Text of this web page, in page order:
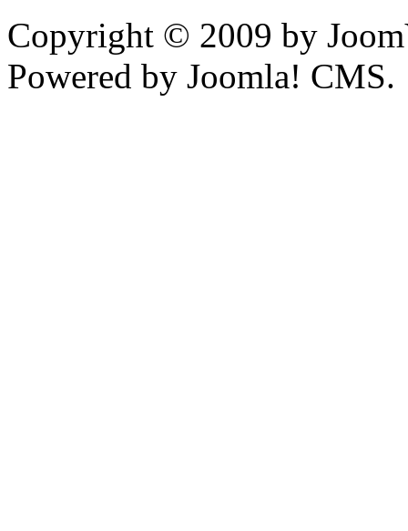
Copyright © 2009 by
Powered by Joomla! CMS.